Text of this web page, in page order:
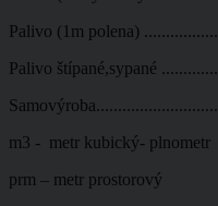
Palivo (1m polena)
Palivo štípané,sypané
m3 - metr kubický- plnometr
prm – metr prostorový